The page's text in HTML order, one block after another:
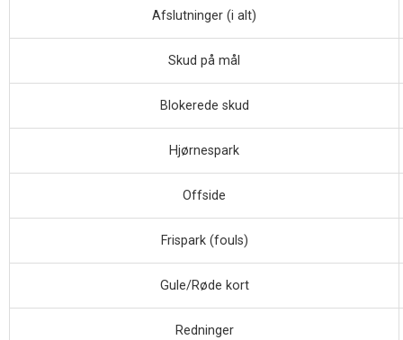
Afslutninger (i alt)
Skud på mål
Blokerede skud
Hjørnespark
Offside
Frispark (fouls)
Gule/Røde kort
Redninger